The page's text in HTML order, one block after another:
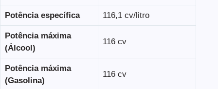
Potência específica 116,1 cv/litro
Potência máxima
(Álcool)
116 cv
Potência máxima
(Gasolina)
116 cv